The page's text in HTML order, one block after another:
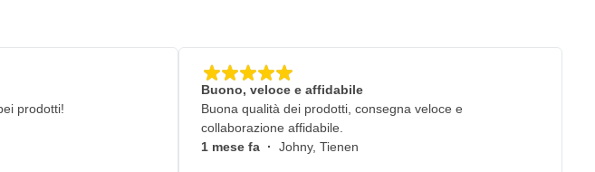
prodotti!
Buono, veloce e affidabile
Buona qualità dei prodotti, consegna veloce e
collaborazione affidabile.
1 mese fa · Johny, Tienen